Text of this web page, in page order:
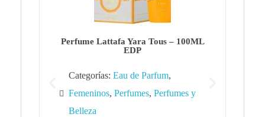
Perfume Lattafa Yara Tous – 100ML
EDP
Categorías: Eau de Parfum,
Femeninos, Perfumes, Perfumes y
Belleza